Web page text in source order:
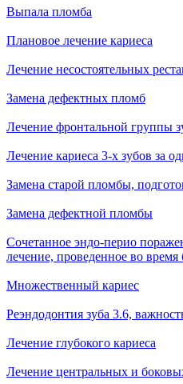
Выпала пломба
Плановое лечение кариеса
Лечение несостоятельных
Замена дефектных пломб
Лечение фронтальной группы
Лечение кариеса 3-х зубов за
Замена старой пломбы,
Замена дефектной пломбы
Сочетанное эндо-перио
лечение, проведенное во время
Множественный кариес
Реэндодонтия зуба 3.6,
Лечение глубокого кариеса
Лечение центральных и